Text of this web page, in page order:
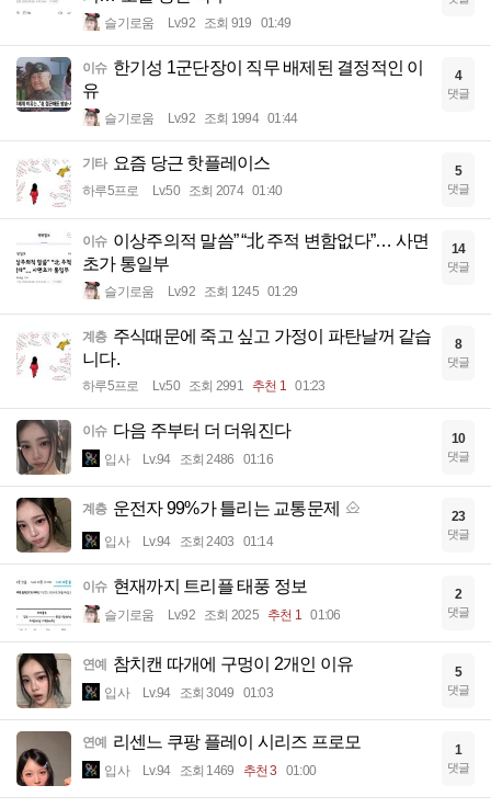
슬기로움 Lv.92 조회 919 01:49
이슈 한기성 1군단장이 직무 배제된 결정적인 이
유
슬기로움 Lv.92 조회 1994 01:44
4
댓글
기타 요즘 당근 핫플레이스
하루5프로 Lv.50 조회 2074 01:40
5
댓글
이슈 이상주의적 말씀” “北 주적 변함없다”… 사면
초가 통일부
슬기로움 Lv.92 조회 1245 01:29
14
댓글
계층 주식때문에 죽고 싶고 가정이 파탄날꺼 같습
니다.
하루5프로 Lv.50 조회 2991 추천 1 01:23
8
댓글
이슈 다음 주부터 더 더워진다
입사 Lv.94 조회 2486 01:16
10
댓글
계층 운전자 99%가 틀리는 교통문제
입사 Lv.94 조회 2403 01:14
23
댓글
이슈 현재까지 트리플 태풍 정보
슬기로움 Lv.92 조회 2025 추천 1 01:06
2
댓글
연예 참치캔 따개에 구멍이 2개인 이유
입사 Lv.94 조회 3049 01:03
5
댓글
연예 리센느 쿠팡 플레이 시리즈 프로모
입사 Lv.94 조회 1469 추천 3 01:00
1
댓글